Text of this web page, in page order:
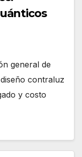
general de
contraluz
y costo